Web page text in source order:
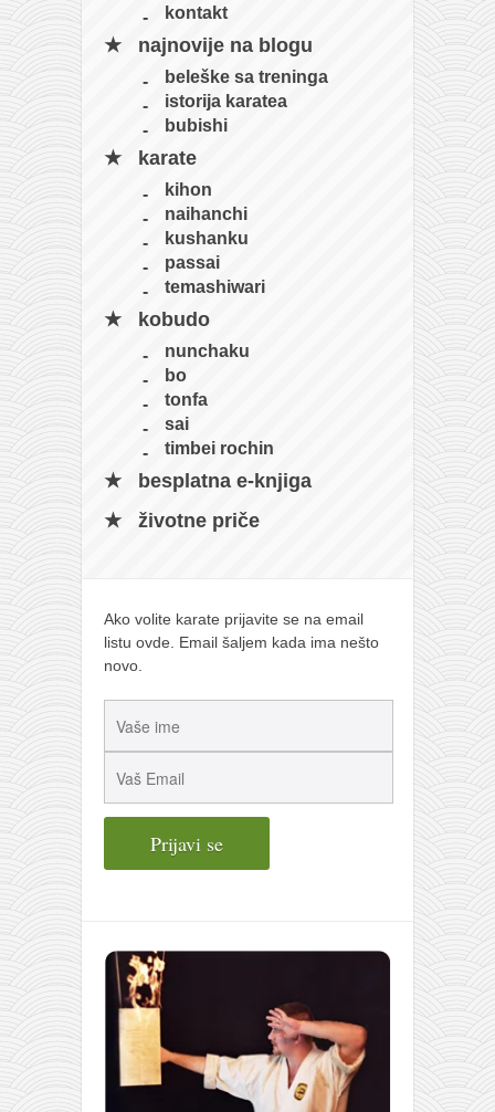
kontakt
najnovije na blogu
beleške sa treninga
istorija karatea
bubishi
karate
kihon
naihanchi
kushanku
passai
temashiwari
kobudo
nunchaku
bo
tonfa
sai
timbei rochin
besplatna e-knjiga
životne priče
Ako volite karate prijavite se na email
listu ovde. Email šaljem kada ima nešto
novo.